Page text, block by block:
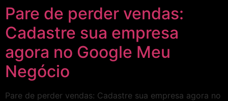
Pare de perder vendas:
Cadastre sua empresa
agora no Google Meu
Negócio
Pare de perder vendas: Cadastre sua empresa agora no